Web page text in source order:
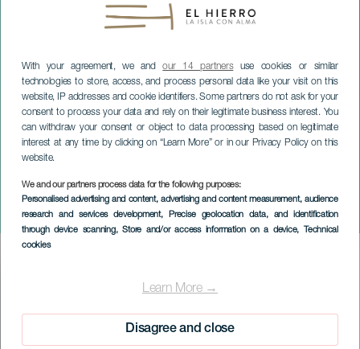
With your agreement, we andour 14 partnersuse cookies or similar
technologies to store, access, and process personal data like your visit on this
website, IP addresses and cookie identifiers. Some partners do not ask for your
consent to process your data and rely on their legitimate business interest. You
can withdraw your consent or object to data processing based on legitimate
interest at any time by clicking on “Learn More” or in our Privacy Policy on this
website.
We and our partners process data for the following purposes:
Personalised advertising and content, advertising and content measurement, audience
research and services development, Precise geolocation data, and identification
through device scanning, Store and/or access information on a device, Technical
cookies
Learn More →
Disagree and close
Just 5 Brass
EL HIERRO